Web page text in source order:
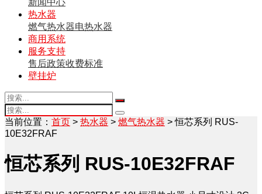
新闻中心
热水器
燃气热水器电热水器
商用系统
服务支持
售后政策收费标准
壁挂炉
当前位置： 首页 > 热水器 > 燃气热水器 > 恒芯系列 RUS-
10E32FRAF
恒芯系列 RUS-10E32FRAF